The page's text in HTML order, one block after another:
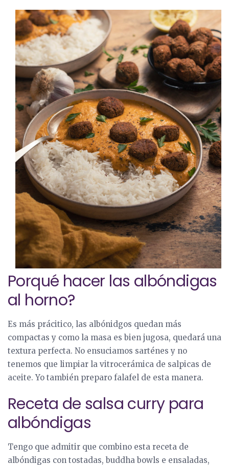
Porqué hacer las albóndigas
al horno?
Es más prácitico, las albónidgos quedan más
compactas y como la masa es bien jugosa, quedará una
textura perfecta. No ensuciamos sarténes y no
tenemos que limpiar la vitrocerámica de salpicas de
aceite. Yo también preparo falafel de esta manera.
Receta de salsa curry para
albóndigas
Tengo que admitir que combino esta receta de
albóndigas con tostadas, buddha bowls e ensaladas,